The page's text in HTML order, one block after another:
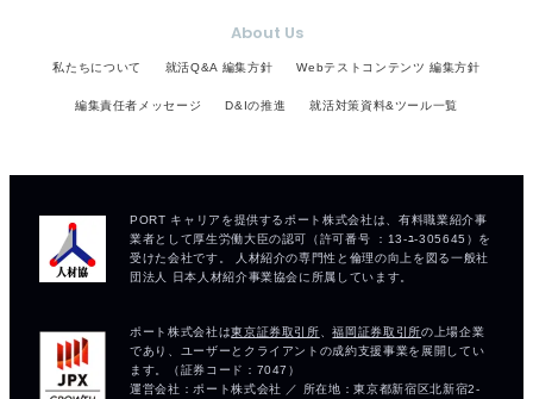
About Us
私たちについて 就活Q&A 編集方針 Webテストコンテンツ 編集方針
編集責任者メッセージ D&Iの推進 就活対策資料&ツール一覧